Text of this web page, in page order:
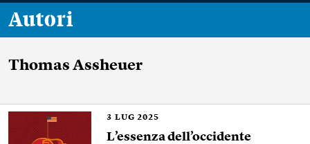
Autori
Thomas Assheuer
3 LUG 2025
L’essenza dell’occidente